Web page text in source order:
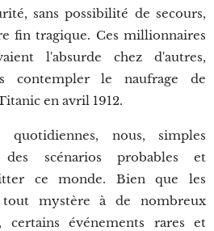
sans possibilité de secours,
fin tragique. Ces millionnaires
l'absurde chez d'autres,
contempler le naufrage de
en avril 1912.
quotidiennes, nous, simples
scénarios probables et
ce monde. Bien que les
tout mystère à de nombreux
certains événements rares et